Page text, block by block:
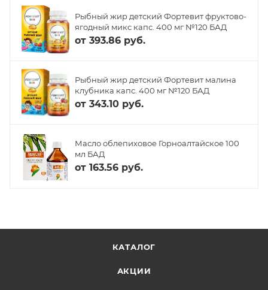
Рыбный жир детский Фортевит фруктово-
ягодный микс капс. 400 мг №120 БАД
от 393.86 руб.
Рыбный жир детский Фортевит малина
клубника капс. 400 мг №120 БАД
от 343.10 руб.
Масло облепиховое Горноалтайское 100
мл БАД
от 163.56 руб.
КАТАЛОГ
АКЦИИ